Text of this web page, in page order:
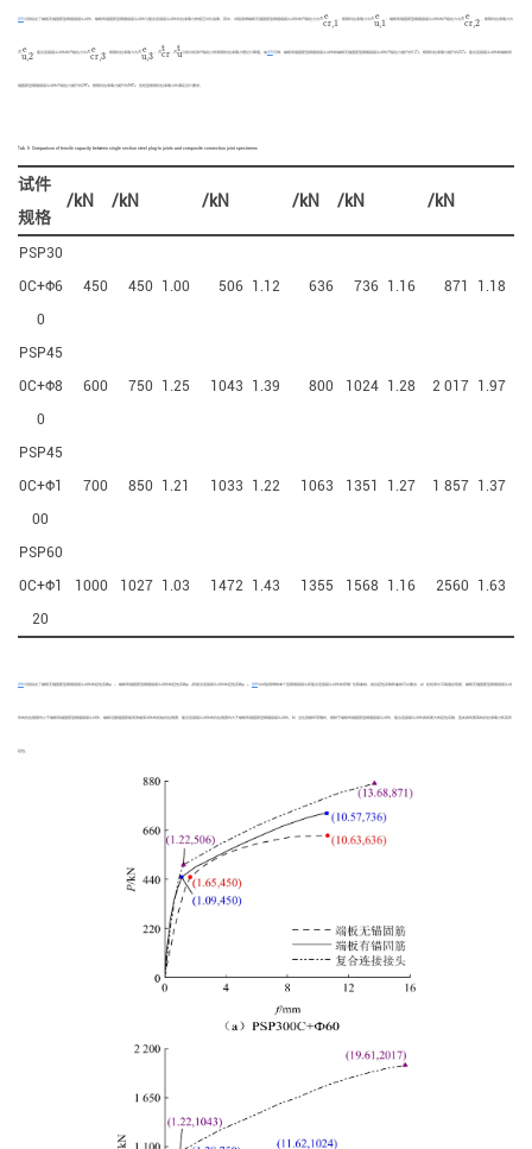
表5分别给出了端板无锚固筋型钢插接接头试件、端板有锚固筋型钢插接接头试件与复合连接接头试件抗拉承载力的相互对比结果。其中，试验测得端板无锚固筋型钢插接接头试件的开裂拉力为N e
cr 1
cr,
，极限抗拉承载力为N e
u ,1
u,1
；端板有锚固筋型钢插接接头试件的开裂拉力为N e
cr ,2
cr,
，极限抗拉承载力为
N e
u 2
u,2
；复合连接接头试件的开裂拉力为N e
cr ,3
cr,
，极限抗拉承载力为N e
u ,3
u,3
； N t
cr
cr
、 N t
u
ut
分别为桩身开裂拉力和极限抗拉承载力理论计算值。由表5可得：端板有锚固筋型钢插接接头试件较端板无锚固筋型钢插接接头试件开裂拉力提升约12%，极限抗拉承载力提升约22%；复合连接接头试件较端板有
锚固筋型钢插接接头试件开裂拉力提升约29%，极限抗拉承载力提升约54%，各桩型极限抗拉承载力均满足设计要求。
Tab. 5 Comparison of tensile capacity between single section steel plug-in joints and composite connection joint specimens
试件
规格
/kN /kN /kN /kN /kN /kN
PSP30
0C+Ф6
0
450 450 1.00 506 1.12 636 736 1.16 871 1.18
PSP45
0C+Ф8
0
600 750 1.25 1043 1.39 800 1024 1.28 2 017 1.97
PSP45
0C+Ф1
00
700 850 1.21 1033 1.22 1063 1351 1.27 1 857 1.37
PSP60
0C+Ф1
20
1000 1027 1.03 1472 1.43 1355 1568 1.16 2560 1.63
表6分别给出了端板无锚固筋型钢插接接头试件的延性系数μ 、端板有锚固筋型钢插接接头试件的延性系数μ 2和复合连接接头试件的延性系数μ 3 图8 为试验测得的单个型钢插接接头和复合连接接头试件的荷载−位移曲线，结合延性系数和曲线可以看出：a）在桩身水平裂缝出现前，端板无锚固筋型钢插接接头试
件的抗拉刚度均小于端板有锚固筋型钢插接接头试件，端板设置锚固筋能有效提高试件的初始抗拉刚度；复合连接接头试件的抗拉刚度均大于端板有锚固筋型钢插接接头试件。b）当达到破坏荷载时，相较于端板有锚固筋型钢插接接头试件，复合连接接头试件具有更大的延性系数，因此具有更高的抗拉承载力和变形
延性。